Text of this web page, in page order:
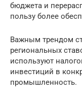
бюджета и
пользу более
Важным трендом
региональных
используют
инвестиций в
промышленность.